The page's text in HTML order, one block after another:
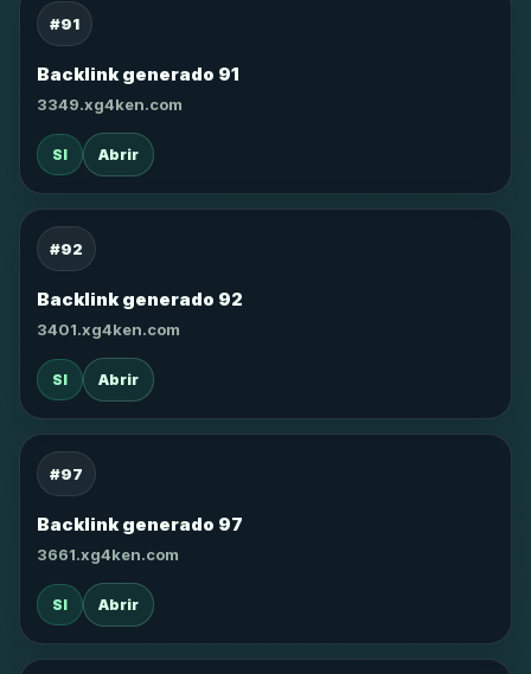
#91
Backlink generado 91
3349.xg4ken.com
SI Abrir
#92
Backlink generado 92
3401.xg4ken.com
SI Abrir
#97
Backlink generado 97
3661.xg4ken.com
SI Abrir